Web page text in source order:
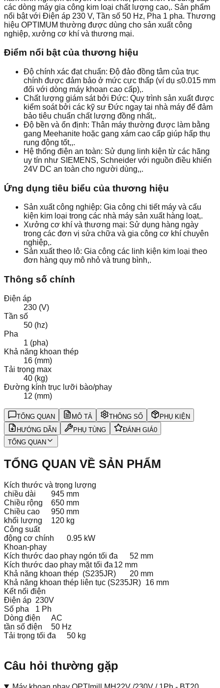
các dòng máy gia công kim loại chất lượng cao,. Sản phẩm
nổi bật với Điện áp 230 V, Tần số 50 Hz, Pha 1 pha. Thương
hiệu OPTIMUM thường được dùng cho sản xuất công
nghiệp, xưởng cơ khí và thương mại.
Điểm nổi bật của thương hiệu
Độ chính xác đạt chuẩn: Độ đảo đồng tâm của trục
chính được đảm bảo ở mức cực thấp (ví dụ ≤0.015 mm
đối với dòng máy khoan cao cấp),.
Chất lượng giám sát bởi Đức: Quy trình sản xuất được
kiểm soát bởi các kỹ sư Đức ngay tại nhà máy để đảm
bảo tiêu chuẩn chất lượng đồng nhất,.
Độ bền và ổn định: Thân máy thường được làm bằng
gang Meehanite hoặc gang xám cao cấp giúp hấp thụ
rung động tốt,,.
Hệ thống điện an toàn: Sử dụng linh kiện từ các hãng
uy tín như SIEMENS, Schneider với nguồn điều khiển
24V DC an toàn cho người dùng,,.
Ứng dụng tiêu biểu của thương hiệu
Sản xuất công nghiệp: Gia công chi tiết máy và cấu
kiện kim loại trong các nhà máy sản xuất hàng loạt,.
Xưởng cơ khí và thương mại: Sử dụng hàng ngày
trong các đơn vị sửa chữa và gia công cơ khí chuyên
nghiệp,.
Sản xuất theo lô: Gia công các linh kiện kim loại theo
đơn hàng quy mô nhỏ và trung bình,.
Thông số chính
Điện áp
230 (V)
Tần số
50 (hz)
Pha
1 (pha)
Khả năng khoan thép
16 (mm)
Tải trọng max
40 (kg)
Đường kính trục lưỡi bào/phay
12 (mm)
TỔNG QUAN MÔ TẢ THÔNG SỐ
PHỤ KIỆN
HƯỚNG DẪN
PHỤ TÙNG ĐÁNH GIÁ0
TỔNG QUAN
TỔNG QUAN VỀ SẢN PHẨM
Kích thước và trọng lượng
chiều dài
945 mm
Chiều rộng
650 mm
Chiều cao
950 mm
khối lượng
120 kg
Công suất
động cơ chính
0.95 kW
Khoan-phay
Kích thước dao phay ngón tối đa
52 mm
Kích thước dao phay mặt tối đa 12 mm
Khả năng khoan thép (S235JR)
20 mm
Khả năng khoan thép liên tục (S235JR) 16 mm
Kết nối điện
Điện áp 230V
Số pha
1 Ph
Dòng điện
AC
tần số điện
50 Hz
Tải trọng tối đa
50 kg
Câu hỏi thường gặp